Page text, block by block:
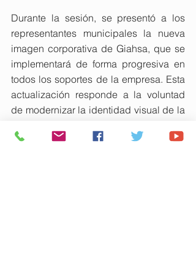
Durante la sesión, se presentó a los
representantes municipales la nueva
imagen corporativa de Giahsa, que se
implementará de forma progresiva en
todos los soportes de la empresa. Esta
actualización responde a la voluntad
de modernizar la identidad visual de la
posicionamiento como referente en la